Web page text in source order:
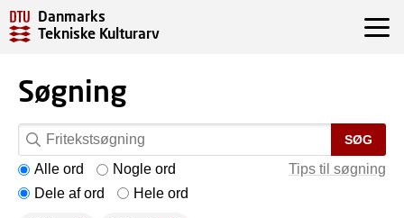
Danmarks
Tekniske Kulturarv
Søgning
SØG
Tips til søgning
Alle ord
Nogle ord
Dele af ord
Hele ord